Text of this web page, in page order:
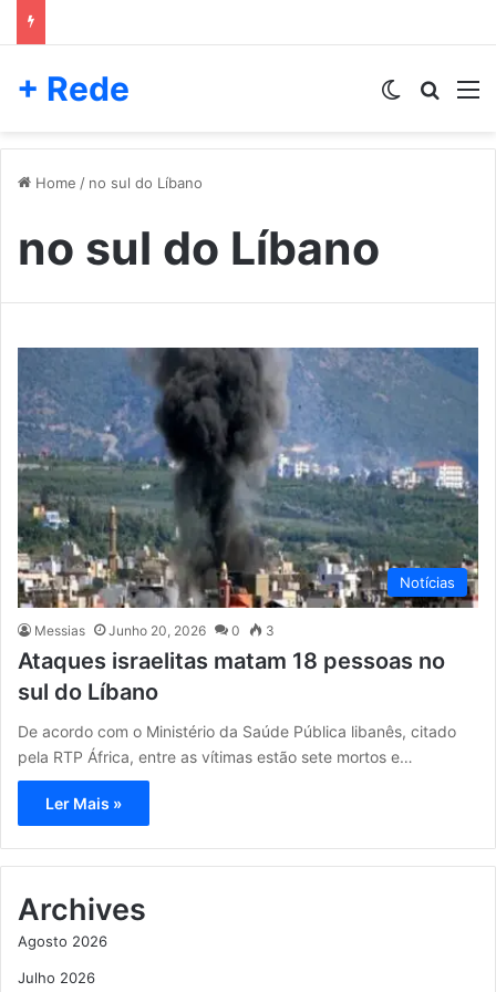
+ Rede Switch skin
Home / no sul do Líbano
no sul do Líbano
Notícias
Messias Junho 20, 2026 0 3
Ataques israelitas matam 18 pessoas no
sul do Líbano
De acordo com o Ministério da Saúde Pública libanês, citado
pela RTP África, entre as vítimas estão sete mortos e…
Ler Mais »
Archives
Agosto 2026
Julho 2026